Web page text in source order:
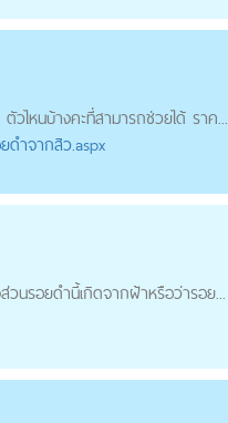
วไหนบ้างคะที่สามารถช่วยได้ ราค...
ดำจากสิว.aspx
วนรอยดำนี้เกิดจากฝ้าหรือว่ารอย...